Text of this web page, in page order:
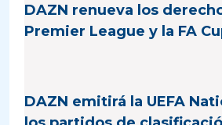
DAZN renueva los
Premier League y la FA
DAZN emitirá la UEFA